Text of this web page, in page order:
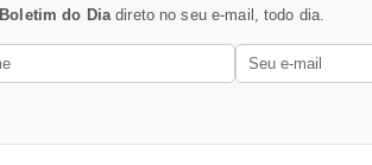
Boletim do Diadireto no seu e-mail, todo dia.